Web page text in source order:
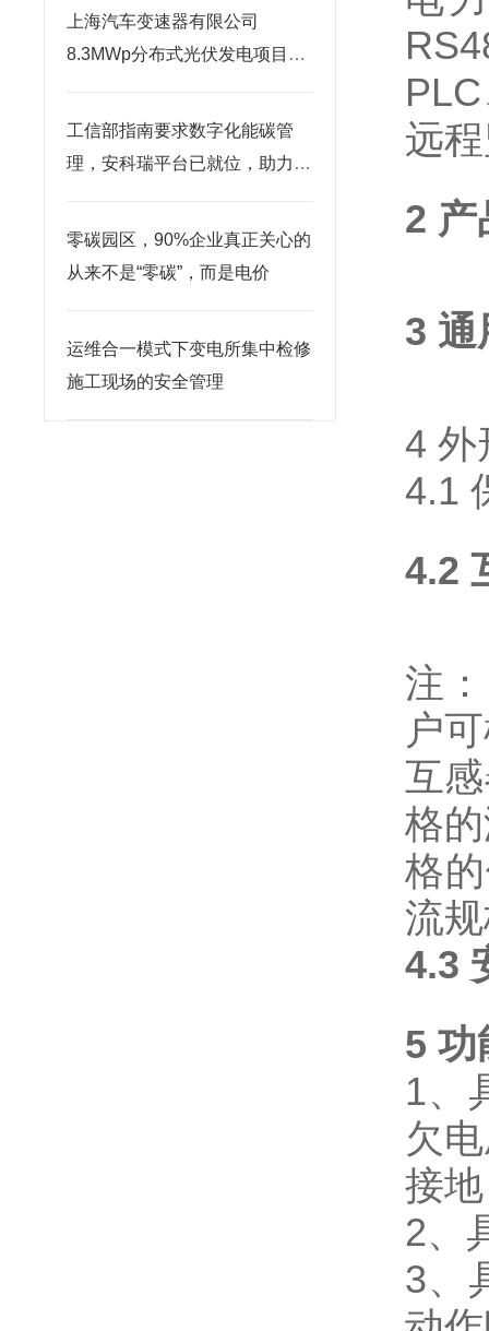
上海汽车变速器有限公司
8.3MWp分布式光伏发电项目中
工信部指南要求数字化能碳管
理，安科瑞平台已就位，助力企
零碳园区，90%企业真正关心的
从来不是“零碳”，而是电价
运维合一模式下变电所集中检修
施工现场的安全管理
远
2 产
3 通
4 外
4.1
4.2
注
户
互
格
格
流
4.3
5功
1、
欠
接
2、
3、